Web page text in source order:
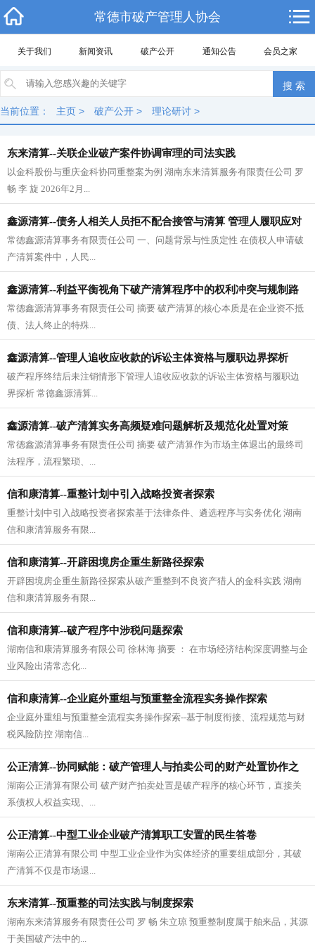
常德市破产管理人协会
关于我们 新闻资讯 破产公开 通知公告 会员之家
当前位置： 主页 > 破产公开 > 理论研讨 >
东来清算--关联企业破产案件协调审理的司法实践
以金科股份与重庆金科协同重整案为例 湖南东来清算服务有限责任公司 罗
畅 李 旋 2026年2月...
鑫源清算--债务人相关人员拒不配合接管与清算 管理人履职应对
探索
常德鑫源清算事务有限责任公司 一、问题背景与性质定性 在债权人申请破
产清算案件中，人民...
鑫源清算--利益平衡视角下破产清算程序中的权利冲突与规制路
径研究
常德鑫源清算事务有限责任公司 摘要 破产清算的核心本质是在企业资不抵
债、法人终止的特殊...
鑫源清算--管理人追收应收款的诉讼主体资格与履职边界探析
破产程序终结后未注销情形下管理人追收应收款的诉讼主体资格与履职边
界探析 常德鑫源清算...
鑫源清算--破产清算实务高频疑难问题解析及规范化处置对策
常德鑫源清算事务有限责任公司 摘要 破产清算作为市场主体退出的最终司
法程序，流程繁琐、...
信和康清算--重整计划中引入战略投资者探索
重整计划中引入战略投资者探索基于法律条件、遴选程序与实务优化 湖南
信和康清算服务有限...
信和康清算--开辟困境房企重生新路径探索
开辟困境房企重生新路径探索从破产重整到不良资产猎人的金科实践 湖南
信和康清算服务有限...
信和康清算--破产程序中涉税问题探索
湖南信和康清算服务有限公司 徐林海 摘要 ： 在市场经济结构深度调整与企
业风险出清常态化...
信和康清算--企业庭外重组与预重整全流程实务操作探索
企业庭外重组与预重整全流程实务操作探索--基于制度衔接、流程规范与财
税风险防控 湖南信...
公正清算--协同赋能：破产管理人与拍卖公司的财产处置协作之
道
湖南公正清算有限公司 破产财产拍卖处置是破产程序的核心环节，直接关
系债权人权益实现、...
公正清算--中型工业企业破产清算职工安置的民生答卷
湖南公正清算有限公司 中型工业企业作为实体经济的重要组成部分，其破
产清算不仅是市场退...
东来清算--预重整的司法实践与制度探索
湖南东来清算服务有限责任公司 罗 畅 朱立琼 预重整制度属于舶来品，其源
于美国破产法中的...